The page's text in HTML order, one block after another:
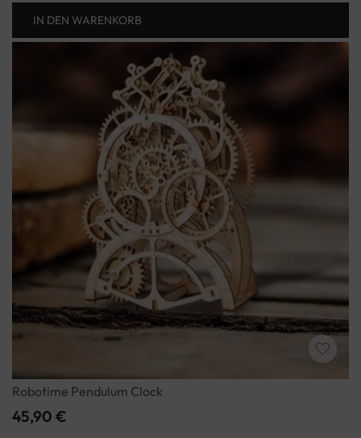
IN DEN WARENKORB
Robotime Pendulum Clock
45,90 €